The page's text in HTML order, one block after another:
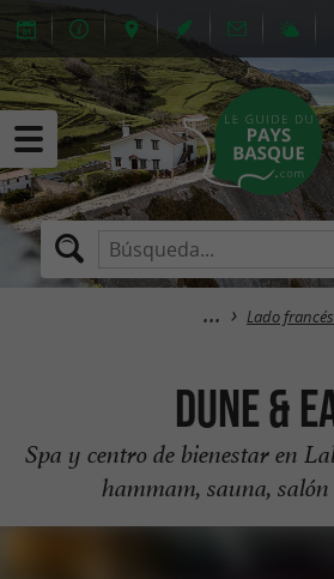
Lado francés
Dune &
Spa y centro de bienestar en
hammam, sauna, salón